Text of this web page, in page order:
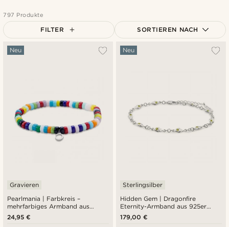
797 Produkte
FILTER SORTIEREN NACH
Am Beliebtesten
Pearlmania | Farbkreis –
mehrfarbiges Armband aus
Glasperlen
Neu
Gravieren
24,95 €
Hidden Gem | Dragonfire
Eternity-Armband aus 925er
Sterlingsilber
Neu
Sterlingsilber
179,00 €